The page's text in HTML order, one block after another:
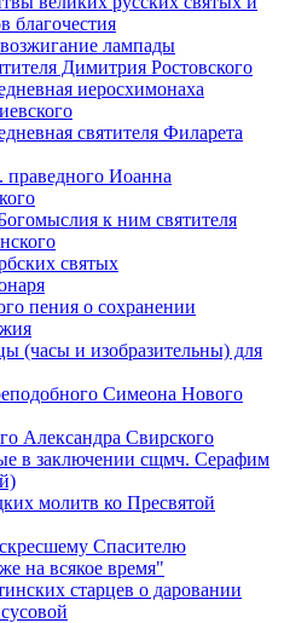
благочестия
лампады
Димитрия Ростовского
иеросхимонаха
святителя Филарета
Иоанна
к ним святителя
святых
пения о сохранении
(часы и изобразительны) для
Симеона Нового
Александра Свирского
в заключении сщмч. Серафим
молитв ко Пресвятой
Спасителю
на всякое время"
старцев о даровании